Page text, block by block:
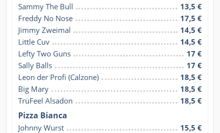
Sammy The Bull
13,5 €
Freddy No Nose
17,5 €
Jimmy Zweimal
14,5 €
Little Cuv
14,5 €
Lefty Two Guns
17 €
Sally Balls
17 €
Leon der Profi (Calzone)
18,5 €
Big Mary
18,5 €
TrüFeel Alsadon
18,5 €
Pizza Bianca
Johnny Wurst
15,5 €